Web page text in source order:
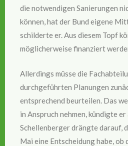
die notwendigen Sanierungen
können, hat der Bund eigene
schilderte er. Aus diesem Topf
möglicherweise finanziert
Allerdings müsse die
durchgeführten Planungen
entsprechend beurteilen. Das
in Anspruch nehmen, kündigte er
Schellenberger drängte darauf,
Mai eine Entscheidung habe, ob